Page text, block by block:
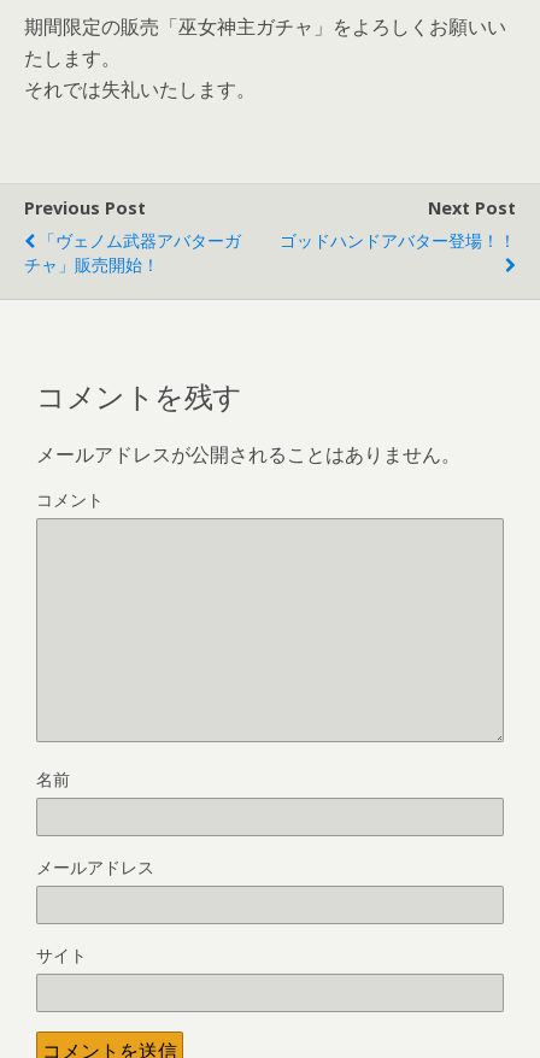
期間限定の販売「巫女神主ガチャ」をよろしくお願いい
たします。
それでは失礼いたします。
Previous Post
「ヴェノム武器アバターガ
チャ」販売開始！
Next Post
ゴッドハンドアバター登場！！
コメントを残す
メールアドレスが公開されることはありません。
コメント
名前
メールアドレス
サイト